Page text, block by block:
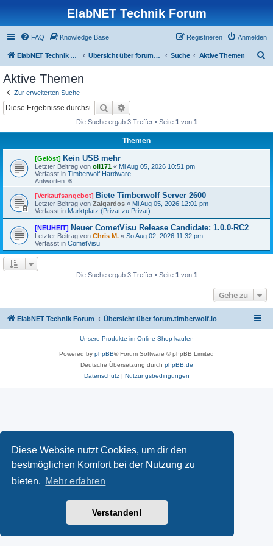
Diese Website nutzt Cookies, um dir den
bestmöglichen Komfort bei der Nutzung zu
bieten. Mehr erfahren
Verstanden!
ElabNET Technik Forum
FAQ Knowledge Base Anmelden
Registrieren
ElabNET Technik Forum Übersicht über forum.timberwolf.io Suche Aktive Themen
Aktive Themen
Zur erweiterten Suche
Suche
Die Suche ergab 3 Treffer • Seite 1 von 1
Themen
[Gelöst] Kein USB mehr
Letzter Beitrag von oli171 « Mi Aug 05, 2026 10:51 pm
Verfasst in Timberwolf Hardware
Antworten: 6
[Verkaufsangebot] Biete Timberwolf Server 2600
Letzter Beitrag von Zalgardos « Mi Aug 05, 2026 12:01 pm
Verfasst in Marktplatz (Privat zu Privat)
[NEUHEIT] Neuer CometVisu Release Candidate: 1.0.0-RC2
Letzter Beitrag von Chris M. « So Aug 02, 2026 11:32 pm
Verfasst in CometVisu
Die Suche ergab 3 Treffer • Seite 1 von 1
Gehe zu
ElabNET Technik Forum Übersicht über forum.timberwolf.io
Unsere Produkte im Online-Shop kaufen
Powered by phpBB® Forum Software © phpBB Limited
Deutsche Übersetzung durch phpBB.de
Datenschutz| Nutzungsbedingungen